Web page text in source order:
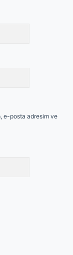
e-posta adresim ve